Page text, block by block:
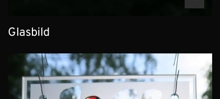
Glasbild